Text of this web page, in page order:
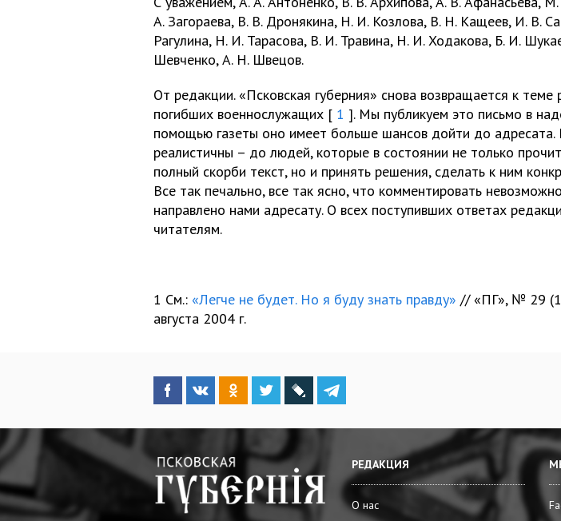
А. Загораева, В. В. Дронякина, Н. И. Козлова, В. Н. Кащеев, И. В.
Рагулина, Н. И. Тарасова, В. И. Травина, Н. И. Ходакова, Б. И.
Шевченко, А. Н. Швецов.
От редакции. «Псковская губерния» снова возвращается к теме
погибших военнослужащих [ 1 ]. Мы публикуем это письмо в
помощью газеты оно имеет больше шансов дойти до
реалистичны – до людей, которые в состоянии не только
полный скорби текст, но и принять решения, сделать к ним
Все так печально, все так ясно, что комментировать
направлено нами адресату. О всех поступивших ответах
читателям.
1 См.: «Легче не будет. Но я буду знать правду» // «ПГ», № 29
августа 2004 г.
РЕДАКЦИЯ
О нас